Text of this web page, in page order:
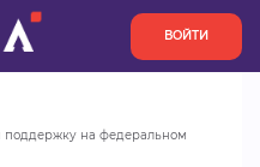
ВОЙТИ
на федеральном